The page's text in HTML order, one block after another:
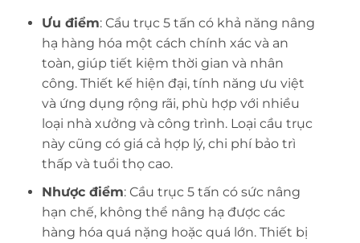
Ưu điểm: Cẩu trục 5 tấn có khả năng nâng
hạ hàng hóa một cách chính xác và an
toàn, giúp tiết kiệm thời gian và nhân
công. Thiết kế hiện đại, tính năng ưu việt
và ứng dụng rộng rãi, phù hợp với nhiều
loại nhà xưởng và công trình. Loại cầu trục
này cũng có giá cả hợp lý, chi phí bảo trì
thấp và tuổi thọ cao.
Nhược điểm: Cầu trục 5 tấn có sức nâng
hạn chế, không thể nâng hạ được các
hàng hóa quá nặng hoặc quá lớn. Thiết bị